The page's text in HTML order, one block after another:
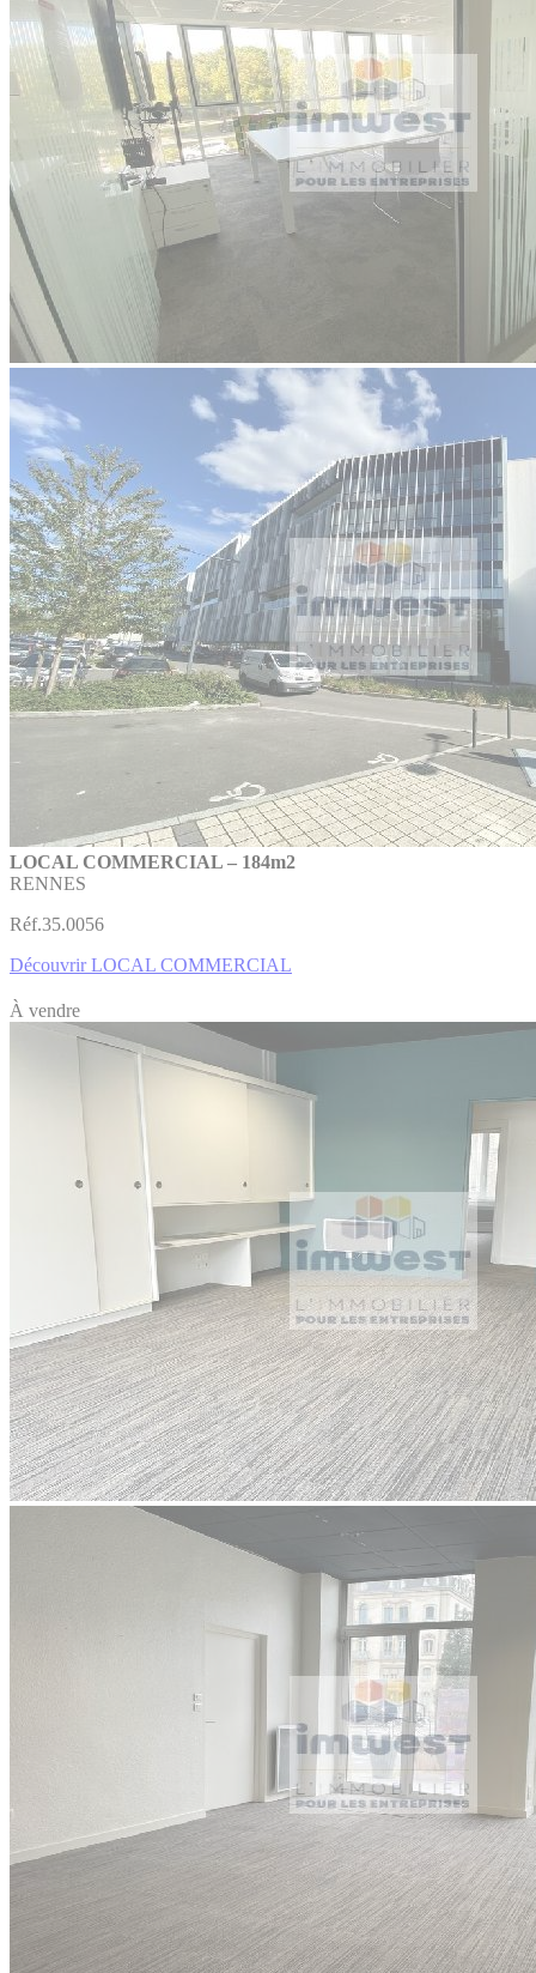
LOCAL COMMERCIAL – 184m2
RENNES
Réf.35.0056
Découvrir LOCAL COMMERCIAL
À vendre